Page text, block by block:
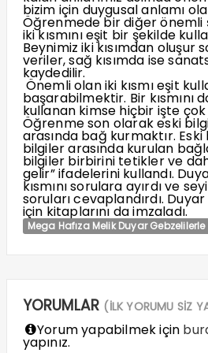
bizim için duygusal anlamı
Öğrenmede bir diğer önemli
iki kısmını eşit bir şekilde
Beynimiz iki kısımdan oluşur
veriler, sağ kısımda ise
kaydedilir.
Önemli olan iki kısmı eşit
başarabilmektir. Bir kısmını
kullanan kimse hiçbir işte çok
Öğrenme son olarak eski
arasında bağ kurmaktır.
bilgiler arasında kurulan
bilgiler birbirini tetikler ve
gelir” ifadelerini kullandı.
kısmını sorulara ayırdı ve
soruları cevaplandırdı.
için kitaplarını da imzaladı.
Mega Hafıza Melik Duyar
YORUMLAR (İLK YORUMU SİZ
Yorum yapabilmek için
yapınız.